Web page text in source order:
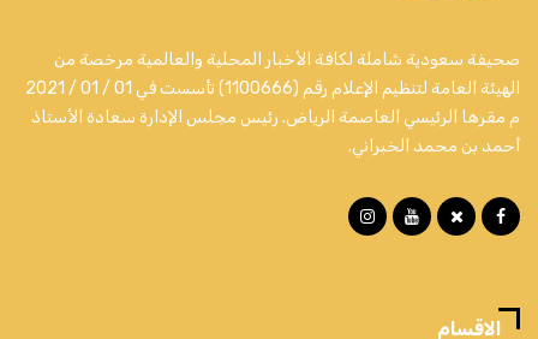
صحيفة سعودية شاملة لكافة الأخبار المحلية والعالمية مرخصة من
الهيئة العامة لتنظيم الإعلام رقم (1100666) تأسست في 01 / 01 / 2021
م مقرها الرئيسي العاصمة الرياض. رئيس مجلس الإدارة سعادة الأستاذ
أحمد بن محمد الخبراني.
الاقسام